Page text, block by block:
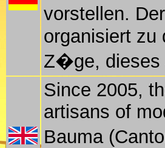
vorstellen.
organisiert zu
Z�ge, dieses
Since 2005,
artisans of
Bauma